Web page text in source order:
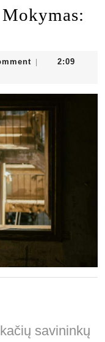
2:09
savininkų